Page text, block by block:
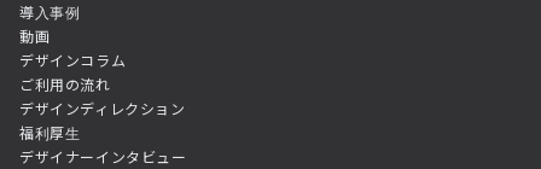
導入事例
動画
デザインコラム
ご利用の流れ
デザインディレクション
福利厚生
デザイナーインタビュー